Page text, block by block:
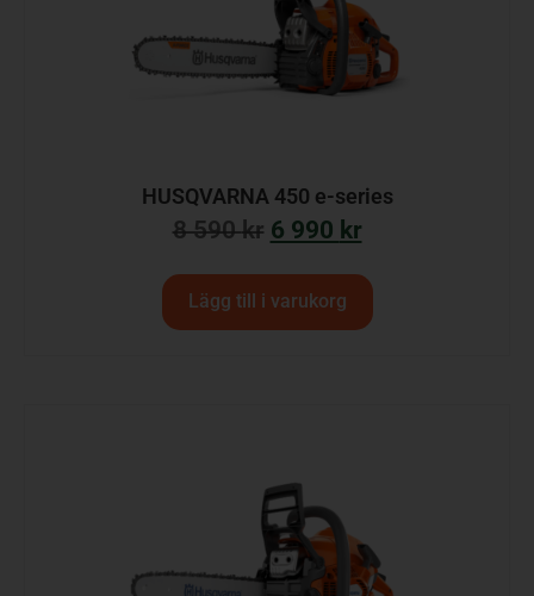
HUSQVARNA 450 e-series
8 590kr 6 990 kr
Lägg till i varukorg